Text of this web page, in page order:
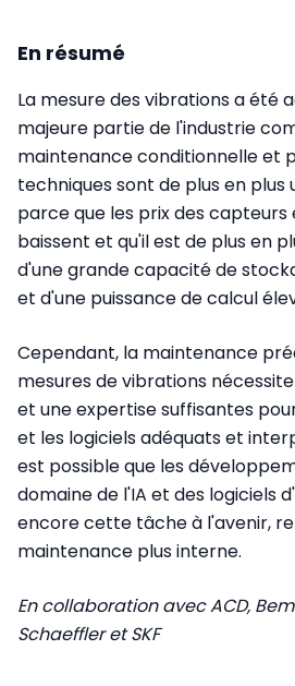
En résumé
La mesure des vibrations a été
majeure partie de l'industrie
maintenance conditionnelle et
techniques sont de plus en
parce que les prix des capteurs
baissent et qu'il est de plus en
d'une grande capacité de
et d'une puissance de calcul
Cependant, la maintenance
mesures de vibrations
et une expertise suffisantes
et les logiciels adéquats et
est possible que les
domaine de l'IA et des logiciels
encore cette tâche à l'avenir,
maintenance plus interne.
En collaboration avec ACD,
Schaeffler et SKF